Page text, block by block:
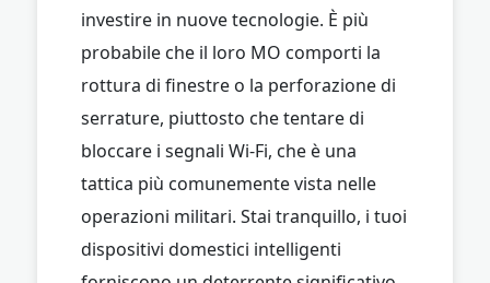
investire in nuove tecnologie. È più
probabile che il loro MO comporti la
rottura di finestre o la perforazione di
serrature, piuttosto che tentare di
bloccare i segnali Wi-Fi, che è una
tattica più comunemente vista nelle
operazioni militari. Stai tranquillo, i tuoi
dispositivi domestici intelligenti